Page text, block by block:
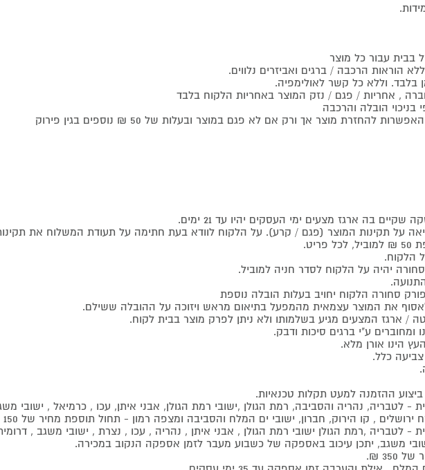
הוראות הרכבה / ברגים ואביזרים נלווים.
בלבד. וללא כל קשר לאולימפיה.
, אחריות / פגם / נזק המוצר באחריות הלקוח בלבד
בניכוי הובלה והרכבה
מוצר אך ורק אם לא פגם במוצר ובעלות של 50 ₪ נוספים בגין פירוק
בה ארגז מצעים ימי העסקים יהיו עד 21 ימים.
על תקינות המוצר (פגם / קרע). על הלקוח לוודא בעת חתימה על תעודת המשלוח את
הלקוח.
יהיה על הלקוח לסדר חניה למוביל.
סחורה הלקוח יחויב בעלות הובלה נוספת
לאסוף את המוצר עצמאית מהמפעל בתיאום מראש ויזוכה על ההובלה ששילם.
/ ארגז המצעים מגיע בשלמותו ולא ניתן לפרק מוצר בבית לקוח.
ומחוברים ע"י ברגים סיכות ודבק.
הינו אורן מלא.
כלל.
- לטבריה, נהריה והסביבה, רמת הגולן ,ישובי רמת הגולן, אבני איתן, עכו , כרמיאל ,
, קו הירוק, חברון, ישובי ים המלח והסביבה ומצפה רמון - תחול תוספת מחיר של 150 ₪.
- לטבריה ,רמת הגולן ישובי רמת הגולן , אבני איתן , נהריה , עכו , נצרת , ישובי משגב ,
משגב, יתכן עיכוב באספקה של כשבוע מעבר לזמן אספקה הנקוב במכירה.
₪.